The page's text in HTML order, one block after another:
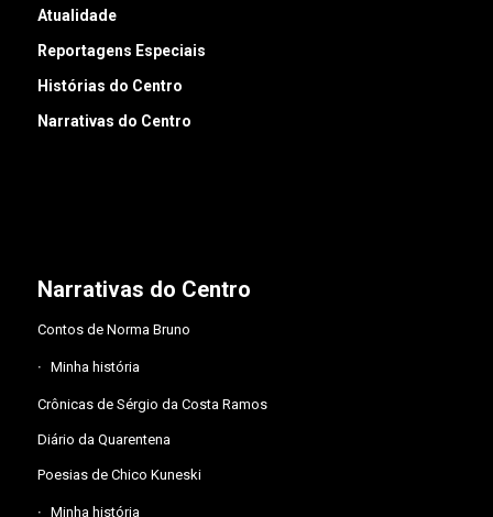
Atualidade
Reportagens Especiais
Histórias do Centro
Narrativas do Centro
Narrativas do Centro
Contos de Norma Bruno
Minha história
Crônicas de Sérgio da Costa Ramos
Diário da Quarentena
Poesias de Chico Kuneski
Minha história